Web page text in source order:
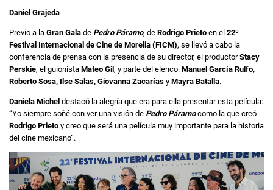
Daniel Grajeda
Previo a la Gran Gala de Pedro Páramo, de Rodrigo Prieto en el 22º
Festival Internacional de Cine de Morelia (FICM), se llevó a cabo la
conferencia de prensa con la presencia de su director, el productorStacy
Perskie, el guionista Mateo Gil , y parte del elenco: Manuel García Rulfo,
Roberto Sosa, Ilse Salas, Giovanna Zacarías y Mayra Batalla.
Daniela Michel destacó la alegría que era para ella presentar esta película:
“Yo siempre soñé con ver una visión de Pedro Páramocomo la que creó
Rodrigo Prieto y creo que será una película muy importante para la historia
del cine mexicano”.